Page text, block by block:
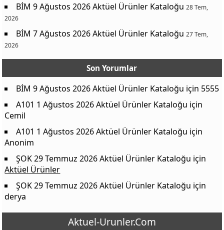
BİM 9 Ağustos 2026 Aktüel Ürünler Kataloğu 28 Tem,
2026
BİM 7 Ağustos 2026 Aktüel Ürünler Kataloğu 27 Tem,
2026
Son Yorumlar
BİM 9 Ağustos 2026 Aktüel Ürünler Kataloğu için 5555
A101 1 Ağustos 2026 Aktüel Ürünler Kataloğu için
Cemil
A101 1 Ağustos 2026 Aktüel Ürünler Kataloğu için
Anonim
ŞOK 29 Temmuz 2026 Aktüel Ürünler Kataloğu için
Aktüel Ürünler
ŞOK 29 Temmuz 2026 Aktüel Ürünler Kataloğu için
derya
Aktuel-Urunler.Com